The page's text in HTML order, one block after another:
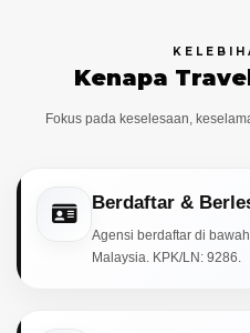
Kenapa
Fokus pada keselesaan,
Berdaftar &
Agensi berdaftar di
Malaysia. KPK/LN: 9286.